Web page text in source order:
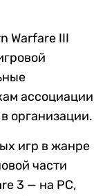
Warfare III
ассоциации
организации.
игр в жанре
части
3 — на PC,